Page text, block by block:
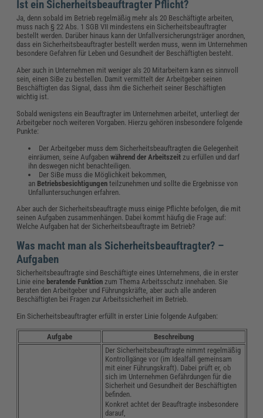
Ist ein Sicherheitsbeauftragter Pflicht?
Ja, denn sobald im Betrieb regelmäßig mehr als 20 Beschäftigte arbeiten,
muss nach § 22 Abs. 1 SGB VII mindestens ein Sicherheitsbeauftragter
bestellt werden. Darüber hinaus kann der Unfallversicherungsträger anordnen,
dass ein Sicherheitsbeauftragter bestellt werden muss, wenn im Unternehmen
besondere Gefahren für Leben und Gesundheit der Beschäftigten besteht.
Aber auch in Unternehmen mit weniger als 20 Mitarbeitern kann es sinnvoll
sein, einen SiBe zu bestellen. Damit vermittelt der Arbeitgeber seinen
Beschäftigten das Signal, dass ihm die Sicherheit seiner Beschäftigten
wichtig ist.
Sobald wenigstens ein Beauftragter im Unternehmen arbeitet, unterliegt der
Arbeitgeber noch weiteren Vorgaben. Hierzu gehören insbesondere folgende
Punkte:
Der Arbeitgeber muss dem Sicherheitsbeauftragten die Gelegenheit
einräumen, seine Aufgaben während der Arbeitszeit zu erfüllen und darf
ihn deswegen nicht benachteiligen.
Der SiBe muss die Möglichkeit bekommen,
an Betriebsbesichtigungen teilzunehmen und sollte die Ergebnisse von
Unfalluntersuchungen erfahren.
Aber auch der Sicherheitsbeauftragte muss einige Pflichte befolgen, die mit
seinen Aufgaben zusammenhängen. Dabei kommt häufig die Frage auf:
Welche Aufgaben hat der Sicherheitsbeauftragte im Betrieb?
Was macht man als Sicherheitsbeauftragter? –
Aufgaben
Sicherheitsbeauftragte sind Beschäftigte eines Unternehmens, die in erster
Linie eine beratende Funktion zum Thema Arbeitsschutz innehaben. Sie
beraten den Arbeitgeber und Führungskräfte, aber auch alle anderen
Beschäftigten bei Fragen zur Arbeitssicherheit im Betrieb.
Ein Sicherheitsbeauftragter erfüllt in erster Linie folgende Aufgaben:
Aufgabe Beschreibung
Der Sicherheitsbeauftragte nimmt regelmäßig
Kontrollgänge vor (im Idealfall gemeinsam
mit einer Führungskraft). Dabei prüft er, ob
sich im Unternehmen Gefährdungen für die
Sicherheit und Gesundheit der Beschäftigten
befinden.
Konkret achtet der Beauftragte insbesondere
darauf,